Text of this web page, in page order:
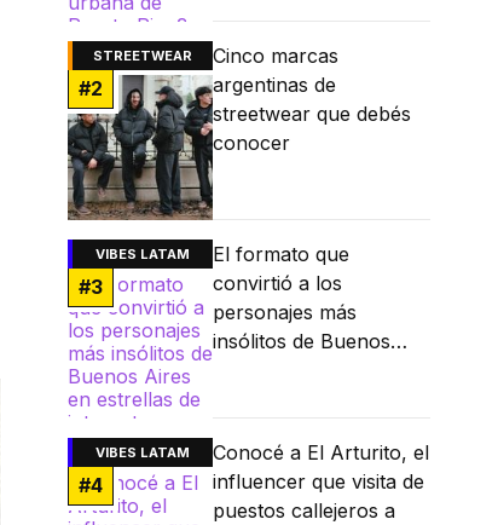
STREETWEAR
#2
Cinco marcas
argentinas de
streetwear que debés
conocer
VIBES LATAM
#3
El formato que
convirtió a los
personajes más
insólitos de Buenos
VIBES LATAM
#4
Conocé a El Arturito, el
influencer que visita de
puestos callejeros a